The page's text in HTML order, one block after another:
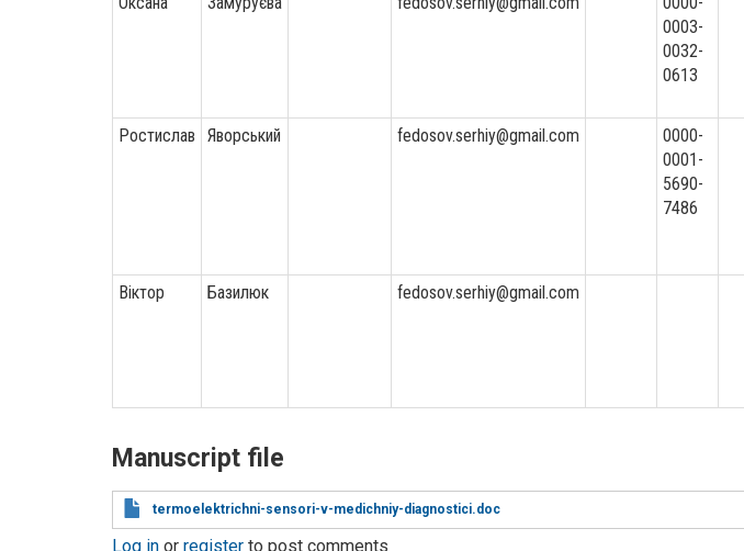
0003-
0032-
0613
Ростислав
Яворський fedosov.serhiy@gmail.com
0000-
0001-
5690-
7486
Віктор Базилюк fedosov.serhiy@gmail.com
Manuscript file
termoelektrichni-sensori-v-medichniy-diagnostici.doc
Log in or register to post comments